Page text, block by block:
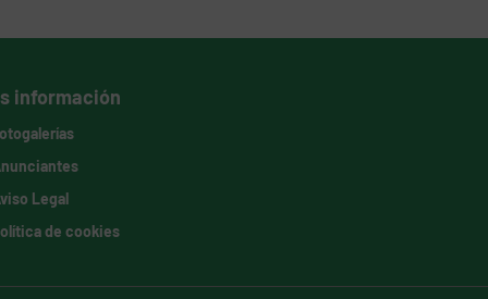
información
Legal
de cookies